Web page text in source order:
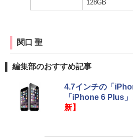
128GB
関口 聖
編集部のおすすめ記事
4.7インチの「
「iPhone 6 Plus
新】